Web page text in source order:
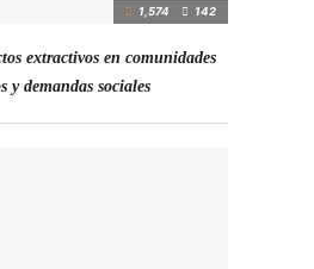
1,574 142
extractivos en comunidades
y demandas sociales